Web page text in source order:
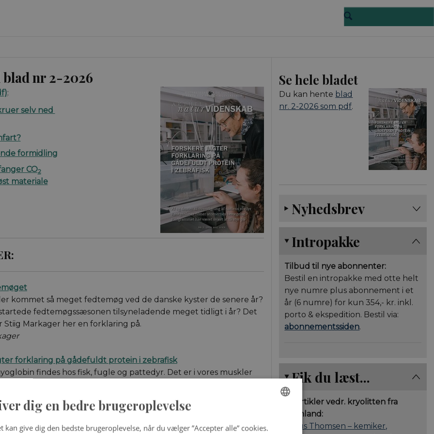
nr 2-2026
:
selv ned
formidling
CO2
materiale
kommet så meget fedtemøg ved de danske kyster de senere år?
fedtemøgssæsonen tilsyneladende meget tidligt i år? Det
Stiig Markager her en forklaring på.
forklaring på gådefuldt protein i zebrafisk
findes hos fisk, fugle og pattedyr. Det er i vores muskler
Se hele bladet
Du kan hente blad
nr. 2-2026 som pdf.
Nyhedsbrev
Intropakke
Tilbud til nye abonnenter:
Bestil en intropakke med otte helt
nye numre plus abonnement i et
år (6 numre) for kun 354,- kr. inkl.
porto & ekspedition. Bestil via:
abonnementssiden.
Fik du læst...
To artikler vedr. kryolitten fra
Grønland:
Julius Thomsen – kemiker,
dig en bedre brugeroplevelse
kan give dig den bedste brugeroplevelse, når du vælger ”Accepter alle” cookies.